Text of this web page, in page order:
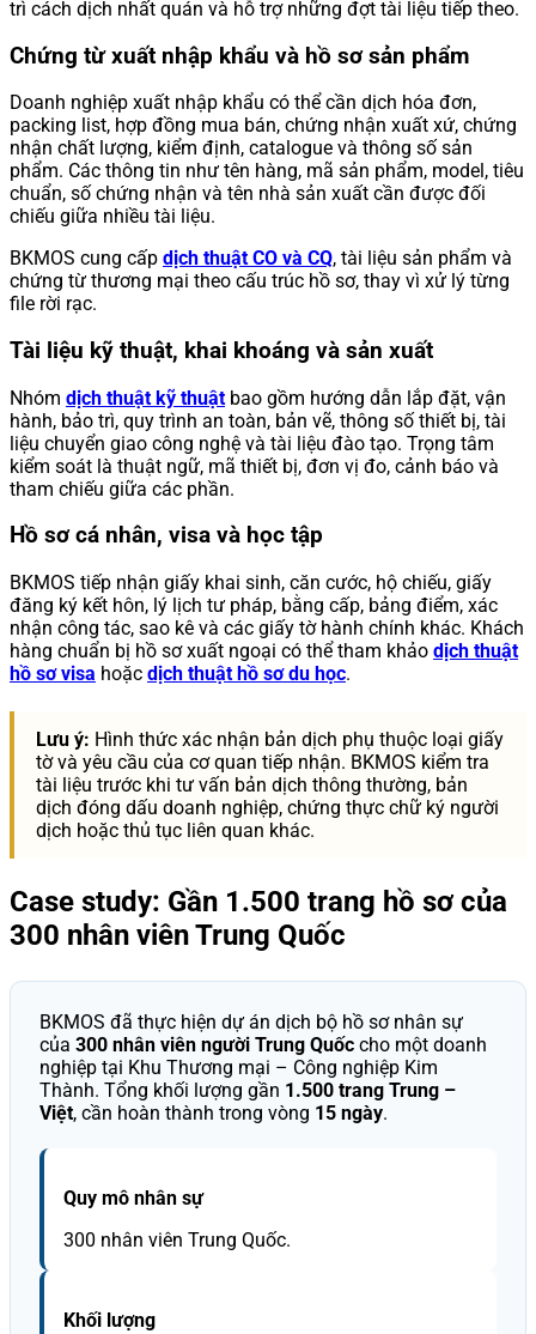
trì cách dịch nhất quán và hỗ trợ những đợt tài liệu tiếp theo.
Chứng từ xuất nhập khẩu và hồ sơ sản phẩm
Doanh nghiệp xuất nhập khẩu có thể cần dịch hóa đơn,
packing list, hợp đồng mua bán, chứng nhận xuất xứ, chứng
nhận chất lượng, kiểm định, catalogue và thông số sản
phẩm. Các thông tin như tên hàng, mã sản phẩm, model, tiêu
chuẩn, số chứng nhận và tên nhà sản xuất cần được đối
chiếu giữa nhiều tài liệu.
BKMOS cung cấp dịch thuật CO và CQ, tài liệu sản phẩm và
chứng từ thương mại theo cấu trúc hồ sơ, thay vì xử lý từng
file rời rạc.
Tài liệu kỹ thuật, khai khoáng và sản xuất
Nhóm dịch thuật kỹ thuật bao gồm hướng dẫn lắp đặt, vận
hành, bảo trì, quy trình an toàn, bản vẽ, thông số thiết bị, tài
liệu chuyển giao công nghệ và tài liệu đào tạo. Trọng tâm
kiểm soát là thuật ngữ, mã thiết bị, đơn vị đo, cảnh báo và
tham chiếu giữa các phần.
Hồ sơ cá nhân, visa và học tập
BKMOS tiếp nhận giấy khai sinh, căn cước, hộ chiếu, giấy
đăng ký kết hôn, lý lịch tư pháp, bằng cấp, bảng điểm, xác
nhận công tác, sao kê và các giấy tờ hành chính khác. Khách
hàng chuẩn bị hồ sơ xuất ngoại có thể tham khảo dịch thuật
hồ sơ visa hoặc dịch thuật hồ sơ du học.
Lưu ý: Hình thức xác nhận bản dịch phụ thuộc loại giấy
tờ và yêu cầu của cơ quan tiếp nhận. BKMOS kiểm tra
tài liệu trước khi tư vấn bản dịch thông thường, bản
dịch đóng dấu doanh nghiệp, chứng thực chữ ký người
dịch hoặc thủ tục liên quan khác.
Case study: Gần 1.500 trang hồ sơ của
300 nhân viên Trung Quốc
BKMOS đã thực hiện dự án dịch bộ hồ sơ nhân sự
của 300 nhân viên người Trung Quốc cho một doanh
nghiệp tại Khu Thương mại – Công nghiệp Kim
Thành. Tổng khối lượng gần 1.500 trang Trung –
Việt, cần hoàn thành trong vòng 15 ngày.
Quy mô nhân sự
300 nhân viên Trung Quốc.
Khối lượng